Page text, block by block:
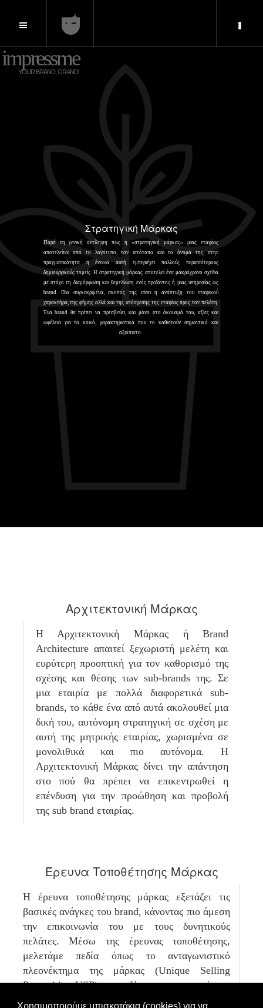
impressme
YOUR BRAND, GRAND!
Στρατηγική Μάρκας
Παρά τη γενική αντίληψη πως η «στρατηγική μάρκας» μιας εταιρίας
αποτελείται από το λογότυπο, τον ιστότοπο και το όνομά της, στην
πραγματικότητα η έννοια αυτή εμπεριέχει πολλούς περισσότερους
δημιουργικούς τομείς. Η στρατηγική μάρκας αποτελεί ένα μακρόχρονο σχέδιο
με στόχο τη διαμόρφωση και θεμελίωση ενός προϊόντος ή μιας υπηρεσίας ως
brand. Πιο συγκεκριμένα, σκοπός της είναι η ανάπτυξη του εταιρικού
χαρακτήρα, της φήμης αλλά και της υπόσχεσης της εταιρίας προς τον πελάτη.
Ένα brand θα πρέπει να πρεσβεύει, και μόνο στο άκουσμά του, αξίες και
ωφέλεια για το κοινό, χαρακτηριστικά που το καθιστούν σημαντικό και
αξιόπιστο.
Αρχιτεκτονική Μάρκας
Η Αρχιτεκτονική Μάρκας ή Brand
Architecture απαιτεί ξεχωριστή μελέτη και
ευρύτερη προοπτική για τον καθορισμό της
σχέσης και θέσης των sub-brands της. Σε
μια εταιρία με πολλά διαφορετικά sub-
brands, το κάθε ένα από αυτά ακολουθεί μια
δική του, αυτόνομη στρατηγική σε σχέση με
αυτή της μητρικής εταιρίας, χωρισμένα σε
μονολιθικά και πιο αυτόνομα. Η
Αρχιτεκτονική Μάρκας δίνει την απάντηση
στο πού θα πρέπει να επικεντρωθεί η
επένδυση για την προώθηση και προβολή
της sub brand εταιρίας.
Έρευνα Τοποθέτησης Μάρκας
Η έρευνα τοποθέτησης μάρκας εξετάζει τις
βασικές ανάγκες του brand, κάνοντας πιο άμεση
την επικοινωνία του με τους δυνητικούς
πελάτες. Μέσω της έρευνας τοποθέτησης,
μελετάμε πεδία όπως το ανταγωνιστικό
πλεονέκτημα της μάρκας (Unique Selling
Proposition-USP), τις αξίες και τους στόχους
της αλλά και το κοινό (target audience) στο